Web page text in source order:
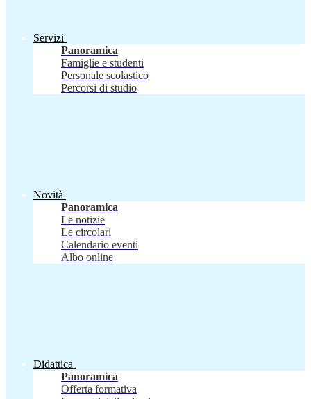
Servizi
Panoramica
Famiglie e studenti
Personale scolastico
Percorsi di studio
Novità
Panoramica
Le notizie
Le circolari
Calendario eventi
Albo online
Didattica
Panoramica
Offerta formativa